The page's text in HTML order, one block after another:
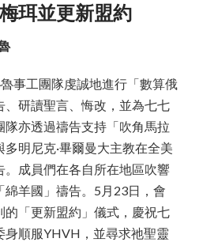
珥並更新盟約
事工團隊虔誠地進行「數算俄
研讀聖言、悔改，並為七七
亦透過禱告支持「吹角馬拉
明尼克·畢爾曼大主教在全美
。成員們在各自所在地區吹響
羊國」禱告。5月23日，會
的「更新盟約」儀式，慶祝七
身順服YHVH，並尋求祂聖靈